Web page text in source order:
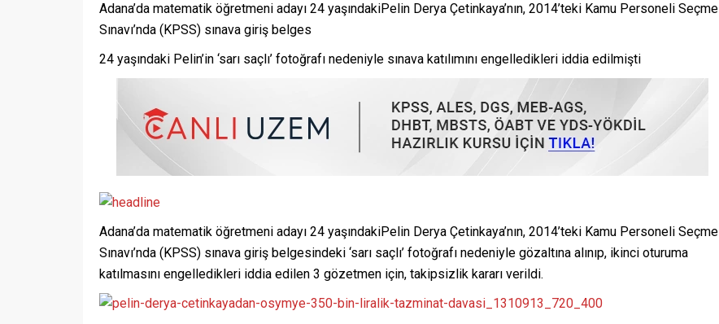
Adana’da matematik öğretmeni adayı 24 yaşındakiPelin Derya Çetinkaya’nın, 2014’teki Kamu Personeli Seçme
Sınavı’nda (KPSS) sınava giriş belges
24 yaşındaki Pelin’in ‘sarı saçlı’ fotoğrafı nedeniyle sınava katılımını engelledikleri iddia edilmişti
Adana’da matematik öğretmeni adayı 24 yaşındakiPelin Derya Çetinkaya’nın, 2014’teki Kamu Personeli Seçme
Sınavı’nda (KPSS) sınava giriş belgesindeki ‘sarı saçlı’ fotoğrafı nedeniyle gözaltına alınıp, ikinci oturuma
katılmasını engelledikleri iddia edilen 3 gözetmen için, takipsizlik kararı verildi.